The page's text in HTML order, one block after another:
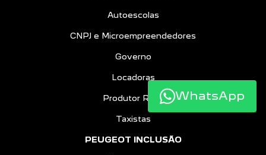
Autoescolas
CNPJ e Microempreendedores
Governo
Locadoras
Produtor Rural
Taxistas
PEUGEOT INCLUSÃO
WhatsApp